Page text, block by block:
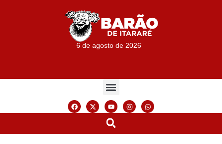
6 de agosto de 2026